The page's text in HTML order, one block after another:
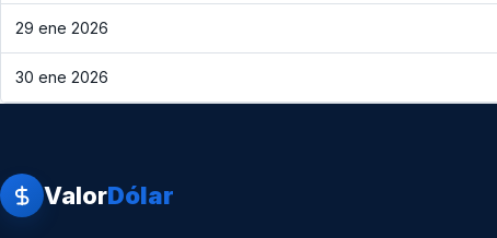
29 ene 2026
30 ene 2026
ValorDólar